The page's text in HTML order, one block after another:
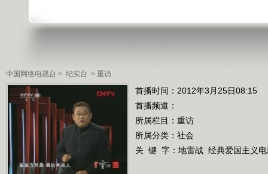
中国网络电视台 > 纪实台 > 重访
首播时间：2012年3月25日08:15
首播频道：
所属栏目： 重访
所属分类：社会
关 键 字： 地雷战 经典爱国主义